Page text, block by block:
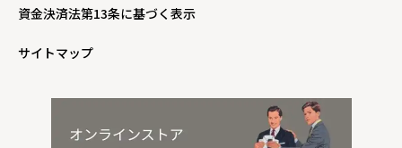
資金決済法第13条に基づく表示
サイトマップ